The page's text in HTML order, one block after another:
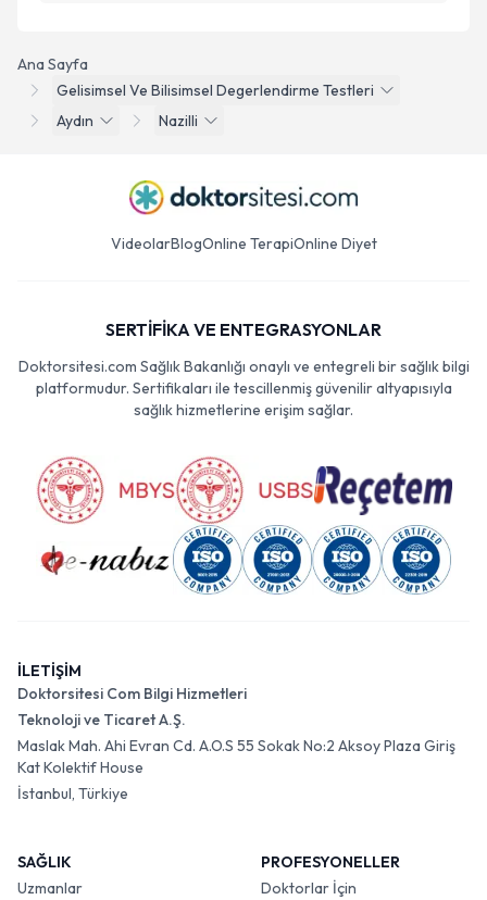
Ana Sayfa
Gelisimsel Ve Bilisimsel Degerlendirme Testleri
Aydın
Nazilli
VideolarBlogOnline TerapiOnline Diyet
SERTİFİKA VE ENTEGRASYONLAR
Doktorsitesi.com Sağlık Bakanlığı onaylı ve entegreli bir sağlık bilgi
platformudur. Sertifikaları ile tescillenmiş güvenilir altyapısıyla
sağlık hizmetlerine erişim sağlar.
İLETİŞİM
Doktorsitesi Com Bilgi Hizmetleri
Teknoloji ve Ticaret A.Ş.
Maslak Mah. Ahi Evran Cd. A.O.S 55 Sokak No:2 Aksoy Plaza Giriş
Kat Kolektif House
İstanbul, Türkiye
SAĞLIK
Uzmanlar
PROFESYONELLER
Doktorlar İçin